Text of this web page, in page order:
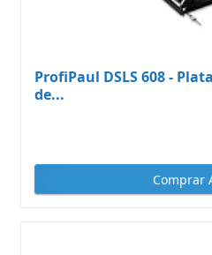
ProfiPaul DSLS 608 -
de...
Comprar